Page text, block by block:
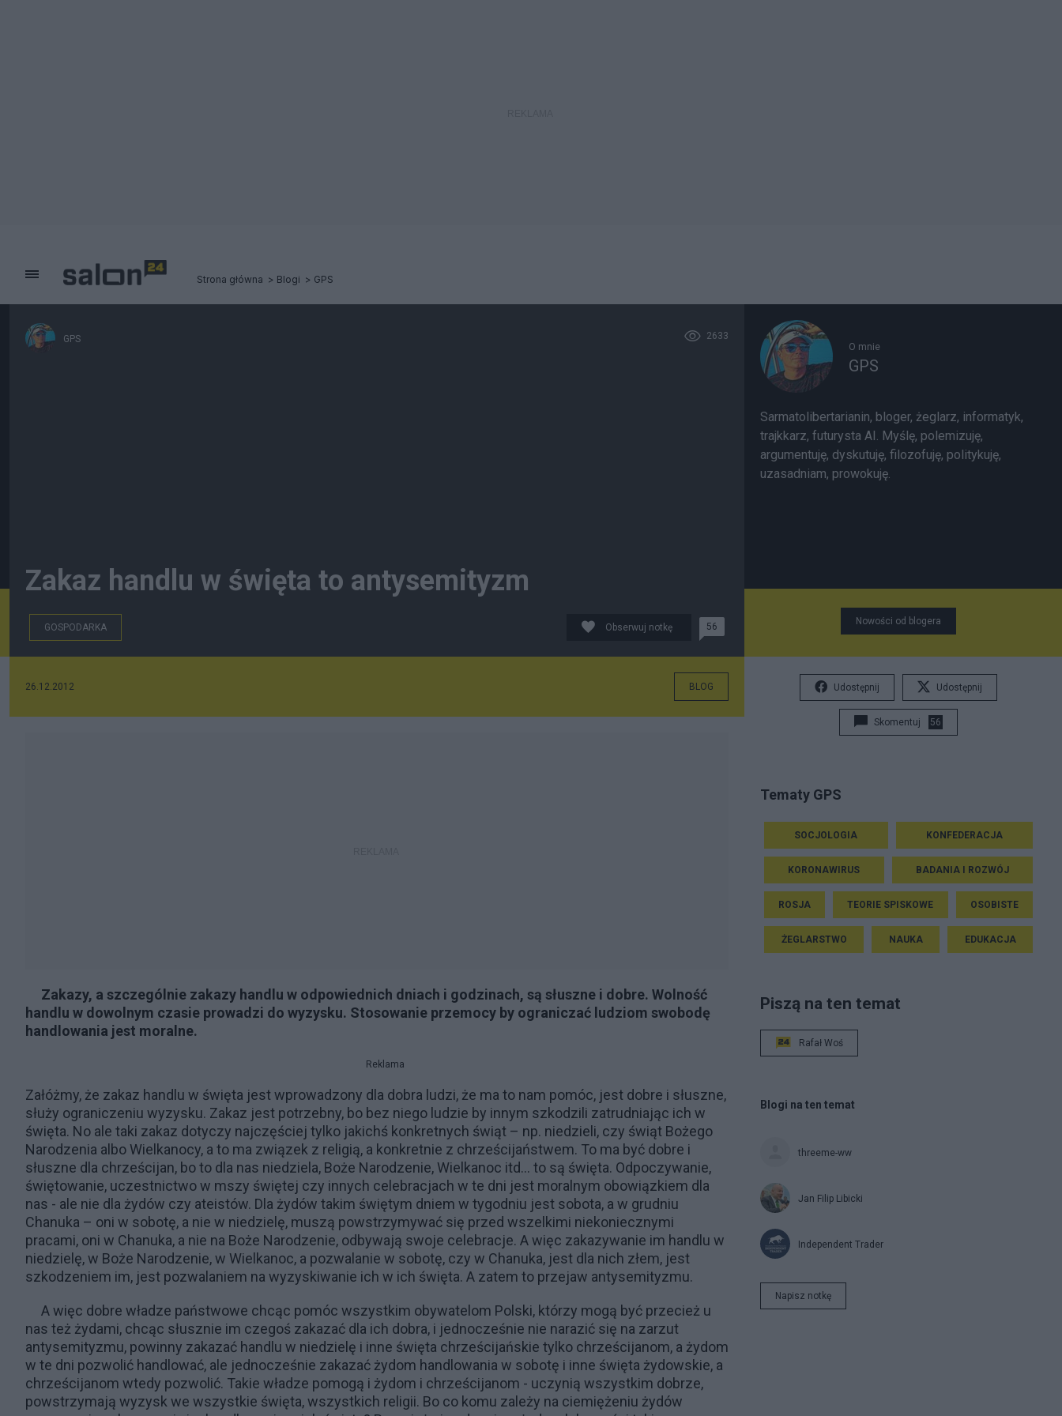
Strona główna Blogi GPS
GPS 2633
Zakaz handlu w święta to antysemityzm
GOSPODARKA Obserwuj notkę 56
26.12.2012 BLOG
Zakazy, a szczególnie zakazy handlu w odpowiednich dniach i godzinach, są słuszne i dobre. Wolność
handlu w dowolnym czasie prowadzi do wyzysku. Stosowanie przemocy by ograniczać ludziom swobodę
handlowania jest moralne.
Reklama
Załóżmy, że zakaz handlu w święta jest wprowadzony dla dobra ludzi, że ma to nam pomóc, jest dobre i słuszne,
służy ograniczeniu wyzysku. Zakaz jest potrzebny, bo bez niego ludzie by innym szkodzili zatrudniając ich w
święta. No ale taki zakaz dotyczy najczęściej tylko jakichś konkretnych świąt – np. niedzieli, czy świąt Bożego
Narodzenia albo Wielkanocy, a to ma związek z religią, a konkretnie z chrześcijaństwem. To ma być dobre i
słuszne dla chrześcijan, bo to dla nas niedziela, Boże Narodzenie, Wielkanoc itd… to są święta. Odpoczywanie,
świętowanie, uczestnictwo w mszy świętej czy innych celebracjach w te dni jest moralnym obowiązkiem dla
nas - ale nie dla żydów czy ateistów. Dla żydów takim świętym dniem w tygodniu jest sobota, a w grudniu
Chanuka – oni w sobotę, a nie w niedzielę, muszą powstrzymywać się przed wszelkimi niekoniecznymi
pracami, oni w Chanuka, a nie na Boże Narodzenie, odbywają swoje celebracje. A więc zakazywanie im handlu w
niedzielę, w Boże Narodzenie, w Wielkanoc, a pozwalanie w sobotę, czy w Chanuka, jest dla nich złem, jest
szkodzeniem im, jest pozwalaniem na wyzyskiwanie ich w ich święta. A zatem to przejaw antysemityzmu.
A więc dobre władze państwowe chcąc pomóc wszystkim obywatelom Polski, którzy mogą być przecież u
nas też żydami, chcąc słusznie im czegoś zakazać dla ich dobra, i jednocześnie nie narazić się na zarzut
antysemityzmu, powinny zakazać handlu w niedzielę i inne święta chrześcijańskie tylko chrześcijanom, a żydom
w te dni pozwolić handlować, ale jednocześnie zakazać żydom handlowania w sobotę i inne święta żydowskie, a
chrześcijanom wtedy pozwolić. Takie władze pomogą i żydom i chrześcijanom - uczynią wszystkim dobrze,
powstrzymają wyzysk we wszystkie święta, wszystkich religii. Bo co komu zależy na ciemiężeniu żydów
O mnie
GPS
Sarmatolibertarianin, bloger, żeglarz, informatyk,
trajkkarz, futurysta AI. Myślę, polemizuję,
argumentuję, dyskutuję, filozofuję, politykuję,
uzasadniam, prowokuję.
Nowości od blogera
Udostępnij Udostępnij
Skomentuj 56
Tematy GPS
SOCJOLOGIA KONFEDERACJA
KORONAWIRUS BADANIA I ROZWÓJ
ROSJA TEORIE SPISKOWE OSOBISTE
ŻEGLARSTWO NAUKA EDUKACJA
Piszą na ten temat
Rafał Woś
Blogi na ten temat
threeme-ww
Jan Filip Libicki
Independent Trader
Napisz notkę